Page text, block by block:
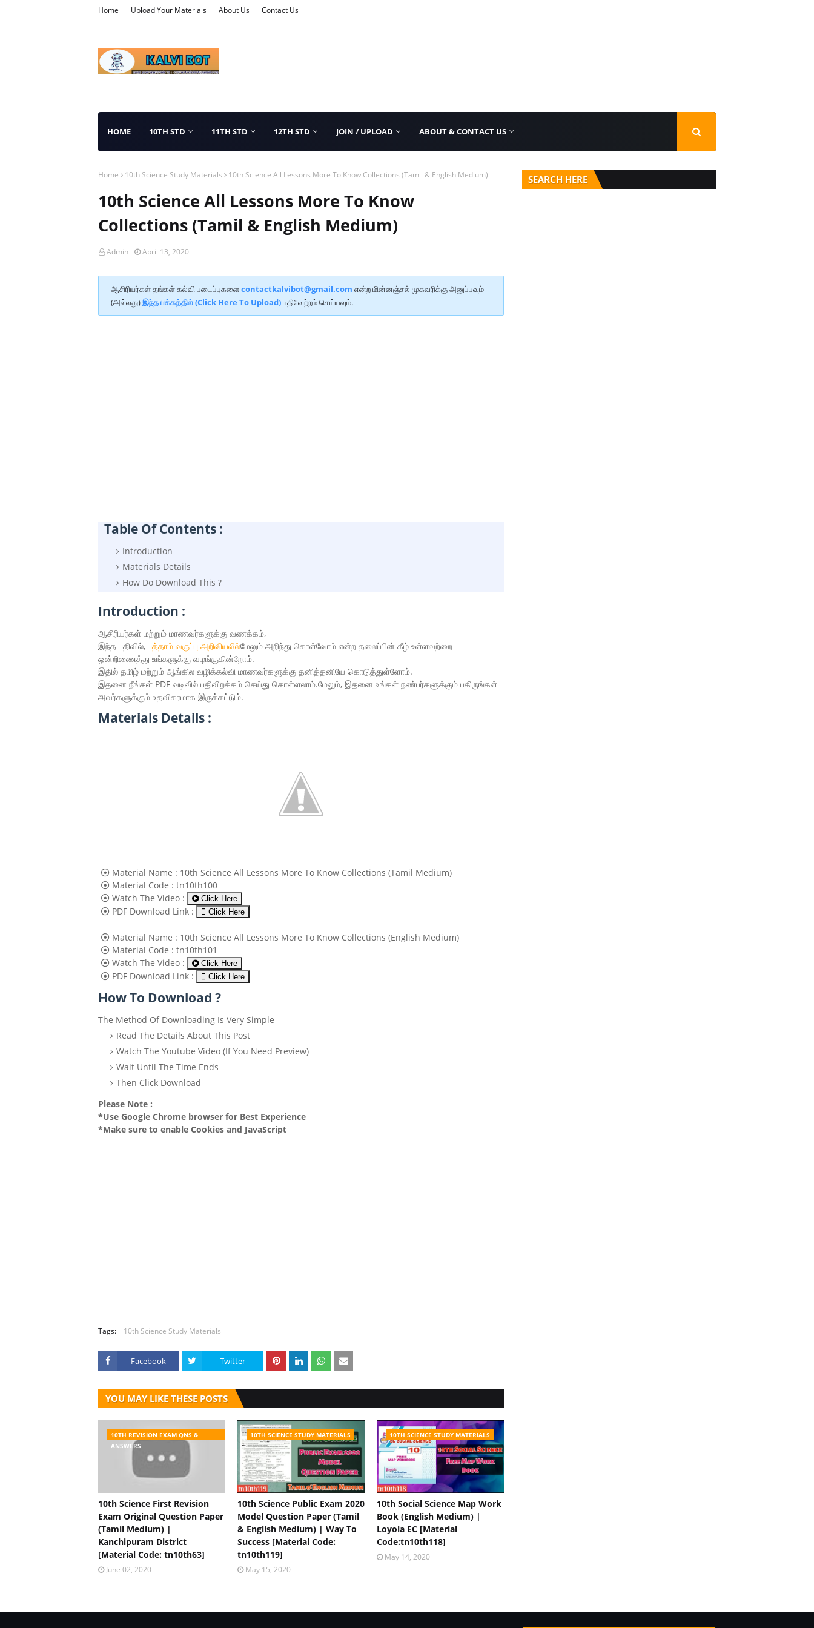
Home Upload Your Materials About Us Contact Us
HOME 10TH STD 11TH STD 12TH STD JOIN / UPLOAD ABOUT & CONTACT US
Home 10th Science Study Materials 10th Science All Lessons More To Know Collections (Tamil & English Medium)
10th Science All Lessons More To Know
Collections (Tamil & English Medium)
Admin April 13, 2020
ஆசிரியர்கள் தங்கள் கல்வி படைப்புகளைcontactkalvibot@gmail.com என்ற மின்னஞ்சல் முகவரிக்கு அனுப்பவும்
(அல்லது)இந்த பக்கத்தில் (Click Here To Upload)பதிவேற்றம் செய்யவும்.
Table Of Contents :
Introduction
Materials Details
How Do Download This ?
Introduction :
ஆசிரியர்கள் மற்றும் மாணவர்களுக்கு வணக்கம்,
இந்த பதிவில், பத்தாம் வகுப்பு அறிவியலில்மேலும் அறிந்து கொள்வோம் என்ற தலைப்பின் கீழ் உள்ளவற்றை
ஒன்றிணைத்து உங்களுக்கு வழங்குகின்றோம்.
இதில் தமிழ் மற்றும் ஆங்கில வழிக்கல்வி மாணவர்களுக்கு தனித்தனியே கொடுத்துள்ளோம்.
இதனை நீங்கள் PDF வடிவில் பதிவிறக்கம் செய்து கொள்ளலாம்.மேலும், இதனை உங்கள் நண்பர்களுக்கும் பகிருங்கள்
அவர்களுக்கும் உதவிகரமாக இருக்கட்டும்.
Materials Details :
Material Name : 10th Science All Lessons More To Know Collections (Tamil Medium)
Material Code : tn10th100
Watch The Video :
Click Here
PDF Download Link : Click Here
Material Name : 10th Science All Lessons More To Know Collections (English Medium)
Material Code : tn10th101
Watch The Video :
Click Here
PDF Download Link : Click Here
How To Download ?
The Method Of Downloading Is Very Simple
Read The Details About This Post
Watch The Youtube Video (If You Need Preview)
Wait Until The Time Ends
Then Click Download
Please Note :
*Use Google Chrome browser for Best Experience
*Make sure to enable Cookies and JavaScript
Tags: 10th Science Study Materials
Facebook Twitter
YOU MAY LIKE THESE POSTS
10TH REVISION EXAM QNS &
ANSWERS
10th Science First Revision
Exam Original Question Paper
(Tamil Medium) |
Kanchipuram District
[Material Code: tn10th63]
June 02, 2020
10TH SCIENCE STUDY MATERIALS
10th Science Public Exam 2020
Model Question Paper (Tamil
& English Medium) | Way To
Success [Material Code:
tn10th119]
May 15, 2020
10TH SCIENCE STUDY MATERIALS
10th Social Science Map Work
Book (English Medium) |
Loyola EC [Material
Code:tn10th118]
May 14, 2020
SEARCH HERE